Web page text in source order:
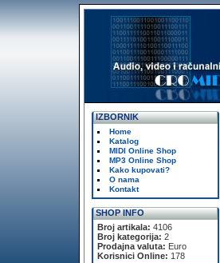
IZBORNIK
Home
Katalog
MIDI Online Shop
MP3 Online Shop
Kako kupovati?
O nama
Kontakt
SHOP INFO
Broj artikala: 4106
Broj kategorija: 2
Prodajna valuta: Euro
Korisnici Online: 178